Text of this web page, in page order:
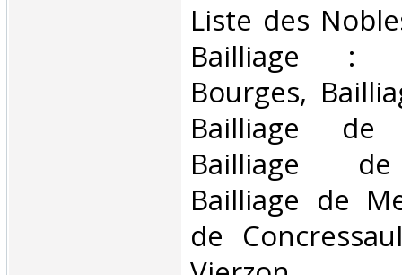
‎Liste des
Bailliage :
Bourges,
Bailliage de
Bailliage de
Bailliage de
de